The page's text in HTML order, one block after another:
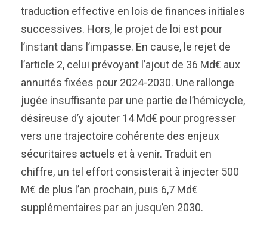
traduction effective en lois de finances initiales
successives. Hors, le projet de loi est pour
l’instant dans l’impasse. En cause, le rejet de
l’article 2, celui prévoyant l’ajout de 36 Md€ aux
annuités fixées pour 2024-2030. Une rallonge
jugée insuffisante par une partie de l’hémicycle,
désireuse d’y ajouter 14 Md€ pour progresser
vers une trajectoire cohérente des enjeux
sécuritaires actuels et à venir. Traduit en
chiffre, un tel effort consisterait à injecter 500
M€ de plus l’an prochain, puis 6,7 Md€
supplémentaires par an jusqu’en 2030.